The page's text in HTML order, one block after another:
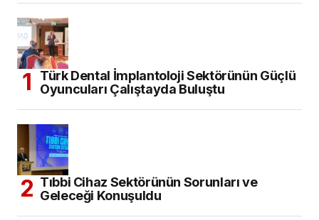
Türk Dental İmplantoloji Sektörünün Güçlü
Oyuncuları Çalıştayda Buluştu
Tıbbi Cihaz Sektörünün Sorunları ve
Geleceği Konuşuldu